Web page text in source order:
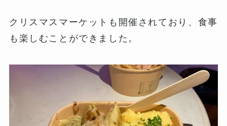
クリスマスマーケットも開催されており、食事
も楽しむことができました。